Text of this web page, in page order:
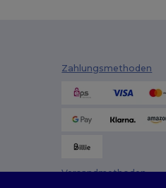
Zahlungsmethoden
Versandmethoden